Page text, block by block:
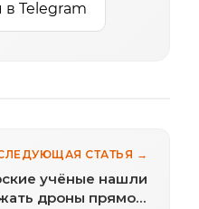
Telegram
СТАТЬЯ →
учёные нашли
дроны прямо в